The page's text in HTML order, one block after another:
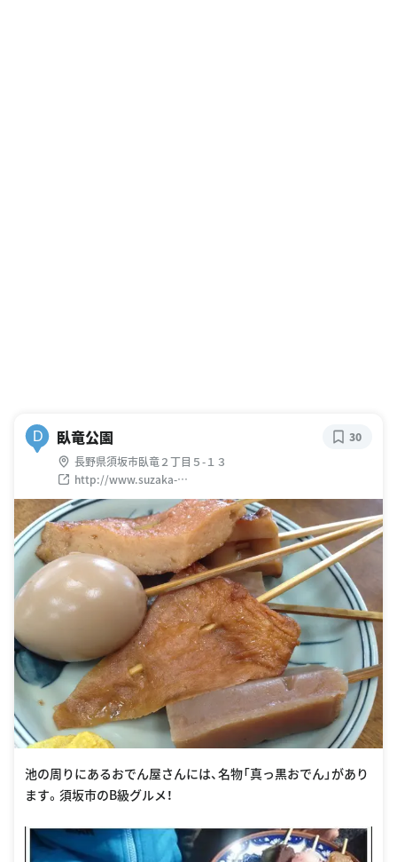
D 臥竜公園
長野県須坂市臥竜２丁目５-１３
http://www.suzaka-
kankokyokai.jp/contents/midokoro/17.html
30
池の周りにあるおでん屋さんには、名物「真っ黒おでん」があり
ます。須坂市のB級グルメ！